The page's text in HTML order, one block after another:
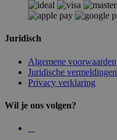
Juridisch
Algemene voorwaarden
Juridische vermeldingen
Privacy verklaring
Wil je ons volgen?